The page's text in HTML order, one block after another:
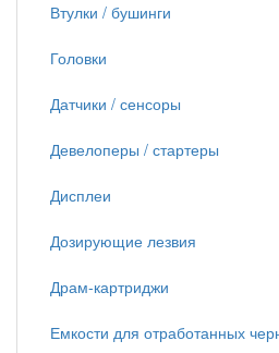
Втулки / бушинги
Головки
Датчики / сенсоры
Девелоперы / стартеры
Дисплеи
Дозирующие лезвия
Драм-картриджи
Емкости для отработанных